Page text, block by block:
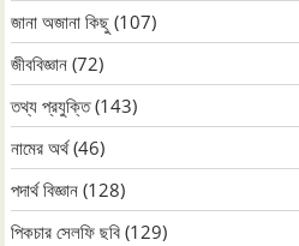
জানা অজানা কিছু (107)
জীববিজ্ঞান (72)
তথ্য প্রযুক্তি(143)
নামের অর্থ(46)
পদার্থ বিজ্ঞান (128)
পিকচার সেলফি ছবি (129)